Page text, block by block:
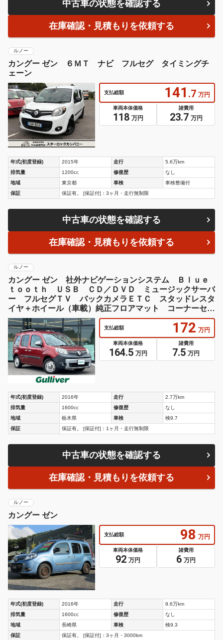
中古車の状態を確認する
在庫確認・見積もりを依頼する
ルノー
カングー ゼン ６ＭＴ ナビ フルセグ タイミングチ
ェーン
支払総額 141 .7 万円
車両本体価格
118 万円
諸費用
23.7 万円
年式(初度登録) 2015年 走行
5.6万km
排気量
1200cc 修復歴
なし
地域
東京都 車検
車検整備付
保証
保証有。 [保証付]：3ヶ月・走行無制限
中古車の状態を確認する
在庫確認・見積もりを依頼する
ルノー
カングー ゼン 社外ナビゲーションシステム Ｂｌｕｅ
ｔｏｏｔｈ ＵＳＢ ＣＤ／ＤＶＤ ミュージックサーバ
ー フルセグＴＶ バックカメラＥＴＣ スタッドレスタ
イヤ＋ホイール（車載）純正フロアマット コーナーセン
サー
支払総額 172 万円
車両本体価格
164.5 万円
諸費用
7.5 万円
年式(初度登録) 2016年 走行
2.7万km
排気量
1600cc 修復歴
なし
地域
栃木県 車検
検9.7
保証
保証有。 [保証付]：1ヶ月・走行無制限
中古車の状態を確認する
在庫確認・見積もりを依頼する
ルノー
カングー ゼン
支払総額 98 万円
車両本体価格
92 万円
諸費用
6 万円
年式(初度登録) 2016年 走行
9.6万km
排気量
1600cc 修復歴
なし
地域
長崎県 車検
検9.3
保証
保証有。 [保証付]：3ヶ月・3000km